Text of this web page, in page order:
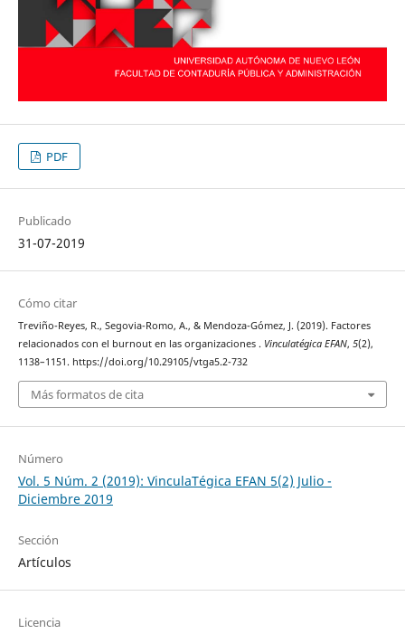
PDF
Publicado
31-07-2019
Cómo citar
Treviño-Reyes, R., Segovia-Romo, A., & Mendoza-Gómez, J. (2019). Factores
relacionados con el burnout en las organizaciones . Vinculatégica EFAN, 5(2),
1138–1151. https://doi.org/10.29105/vtga5.2-732
Más formatos de cita
Número
Vol. 5 Núm. 2 (2019): VinculaTégica EFAN 5(2) Julio -
Diciembre 2019
Sección
Artículos
Licencia